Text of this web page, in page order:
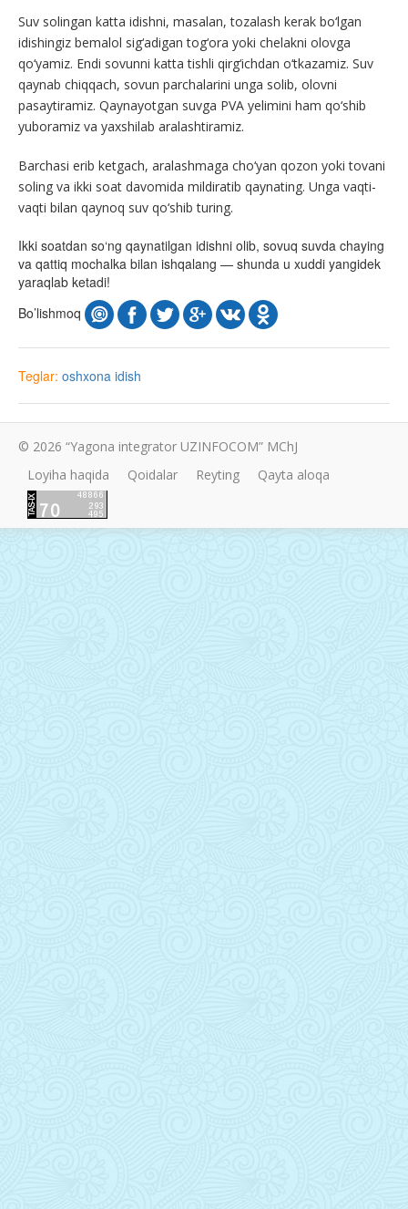
Suv solingan katta idishni, masalan, tozalash kerak bo‘lgan
idishingiz bemalol sig‘adigan tog‘ora yoki chelakni olovga
qo‘yamiz. Endi sovunni katta tishli qirg‘ichdan o‘tkazamiz. Suv
qaynab chiqqach, sovun parchalarini unga solib, olovni
pasaytiramiz. Qaynayotgan suvga PVA yelimini ham qo‘shib
yuboramiz va yaxshilab aralashtiramiz.
Barchasi erib ketgach, aralashmaga cho‘yan qozon yoki tovani
soling va ikki soat davomida mildiratib qaynating. Unga vaqti-
vaqti bilan qaynoq suv qo‘shib turing.
Ikki soatdan so‘ng qaynatilgan idishni olib, sovuq suvda chaying
va qattiq mochalka bilan ishqalang — shunda u xuddi yangidek
yaraqlab ketadi!
Bo’lishmoq
Teglar: oshxona idish
© 2026 “Yagona integrator UZINFOCOM” MChJ
Loyiha haqida
Qoidalar Reyting Qayta aloqa